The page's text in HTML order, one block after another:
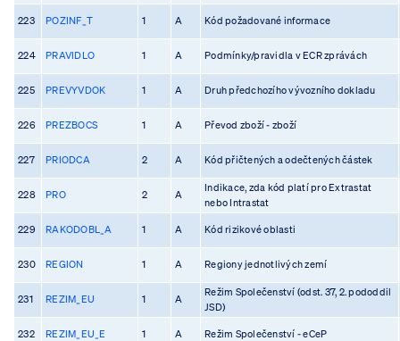
223 POZINF_T 1 A Kód požadované informace
224 PRAVIDLO 1 A Podmínky/pravidla v ECR zprávách
225 PREVYVDOK 1 A Druh předchozího vývozního dokladu
226 PREZBOCS 1 A Převod zboží - zboží
227 PRIODCA 2 A Kód přičtených a odečtených částek
228 PRO 2 A
Indikace, zda kód platí pro Extrastat
nebo Intrastat
229 RAKODOBL_A 1 A Kód rizikové oblasti
230 REGION 1 A Regiony jednotlivých zemí
231 REZIM_EU 1 A
Režim Společenství (odst. 37, 2. pododdil
JSD)
232 REZIM_EU_E 1 A Režim Společenství - eCeP